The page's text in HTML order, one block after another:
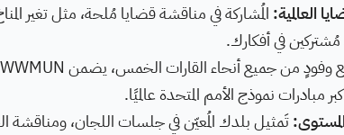
العالمية: المُشاركة في مناقشة قضايا مُلحة، مثل تغير
مُشتركين في أفكارك.
مبادرات نموذج الأمم المتحدة عالميًا.
تَمثيل بلدك المُعيّن في جلسات اللجان،